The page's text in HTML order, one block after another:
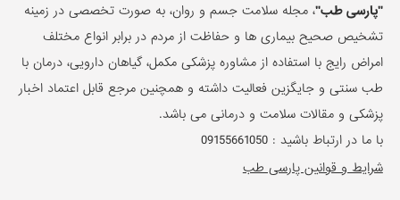
"پارسی طب"، مجله سلامت جسم و روان، به صورت تخصصی در زمینه
تشخیص صحیح بیماری ها و حفاظت از مردم در برابر انواع مختلف
امراض رایج با استفاده از مشاوره پزشکی مکمل، گیاهان دارویی، درمان با
طب سنتی و جایگزین فعالیت داشته و همچنین مرجع قابل اعتماد اخبار
پزشکی و مقالات سلامت و درمانی می باشد.
با ما در ارتباط باشید :09155661050
شرایط و قوانین پارسی طب